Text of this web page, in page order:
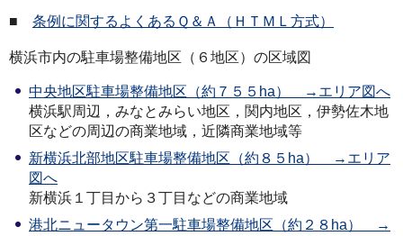
■ 条例に関するよくあるＱ＆Ａ（ＨＴＭＬ方式）
横浜市内の駐車場整備地区（６地区）の区域図
中央地区駐車場整備地区（約７５５ha） →エリア図へ
横浜駅周辺，みなとみらい地区，関内地区，伊勢佐木地
区などの周辺の商業地域，近隣商業地域等
新横浜北部地区駐車場整備地区（約８５ha） →エリア
図へ
新横浜１丁目から３丁目などの商業地域
港北ニュータウン第一駐車場整備地区（約２８ha） →